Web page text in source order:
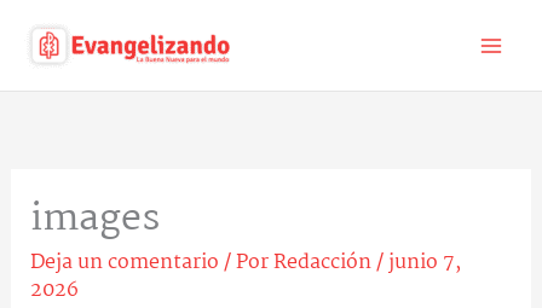
images
Deja un comentario/ PorRedacción/junio 7,
2026